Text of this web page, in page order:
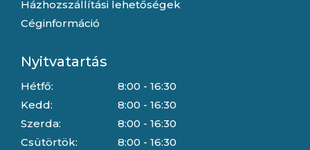
Házhozszállítási lehetőségek
Céginformáció
Nyitvatartás
Hétfő:
Kedd:
Szerda:
Csütörtök:
8:00 - 16:30
8:00 - 16:30
8:00 - 16:30
8:00 - 16:30